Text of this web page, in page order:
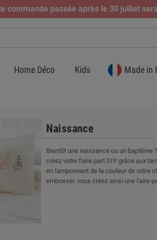
commande passée après le 30 juillet
Home Déco Kids Made in
Naissance
Bientôt une naissance ou un baptême
créez votre faire-part DIY grâce aux
en tamponnant de la couleur de votre
embosser. vous créez ainsi une faire-